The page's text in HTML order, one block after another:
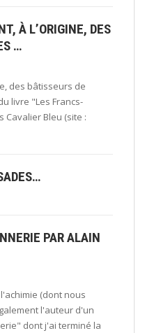
À L’ORIGINE, DES
…
des bâtisseurs de
livre "Les Francs-
Cavalier Bleu (site :
PAR ALAIN
(dont nous
l'auteur d'un
dont j'ai terminé la